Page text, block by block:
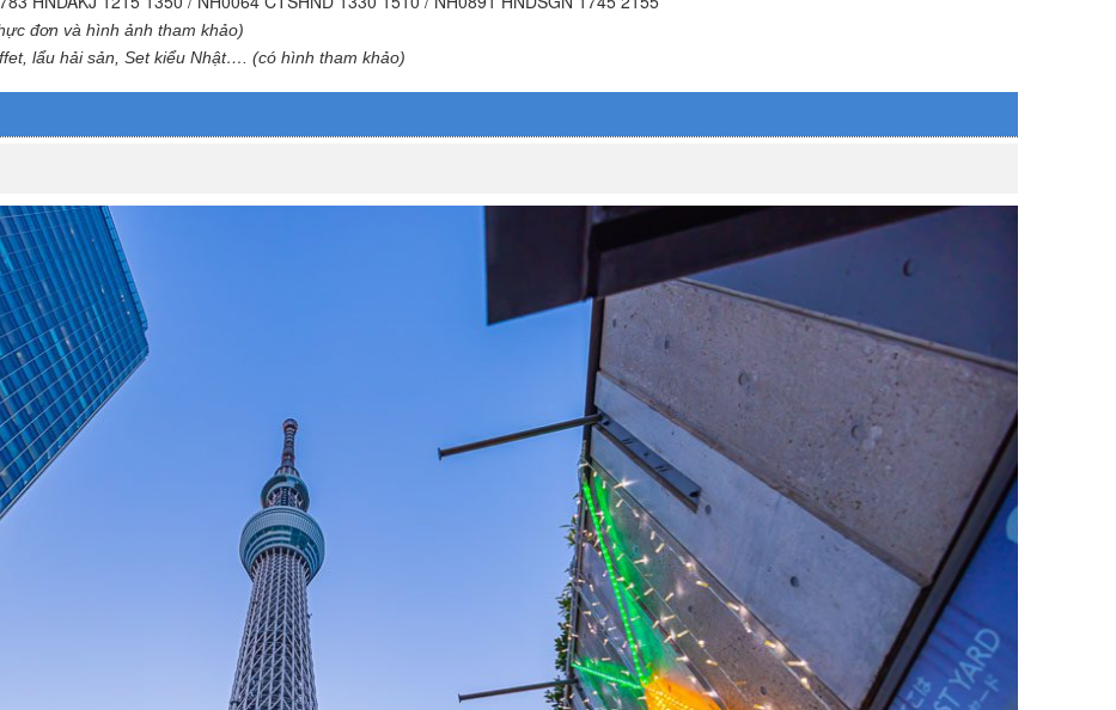
đơn và hình ảnh tham khảo)
lẩu hải sản, Set kiểu Nhật…. (có hình tham khảo)